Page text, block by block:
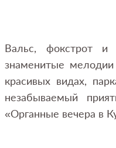
Вальс, фокстрот и
знаменитые
красивых видах,
незабываемый
«Органные вечера в